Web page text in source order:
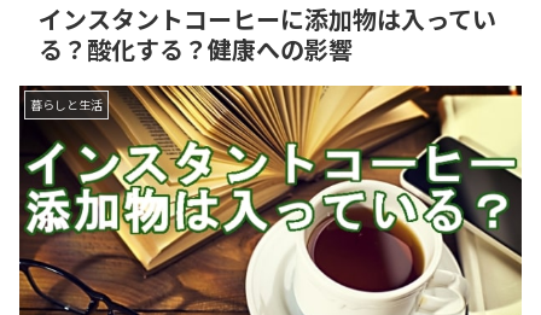
インスタントコーヒーに添加物は入ってい
る？酸化する？健康への影響
暮らしと生活